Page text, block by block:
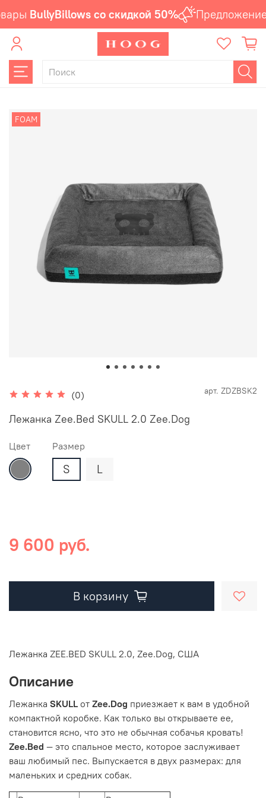
BullyBillows со скидкой 50% Предложение
FOAM
(0) арт. ZDZBSK2
Лежанка Zee.Bed SKULL 2.0 Zee.Dog
Цвет Размер
S L
9 600 руб.
В корзину
Лежанка ZEE.BED SKULL 2.0, Zee.Dog, США
Описание
Лежанка SKULL от Zee.Dog приезжает к вам в удобной
компактной коробке. Как только вы открываете ее,
становится ясно, что это не обычная собачья кровать!
Zee.Bed — это спальное место, которое заслуживает
ваш любимый пес. Выпускается в двух размерах: для
маленьких и средних собак.